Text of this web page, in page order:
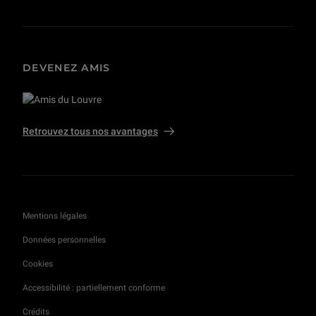
DEVENEZ AMIS
Retrouvez tous nos avantages
Mentions légales
Données personnelles
Cookies
Accessibilité : partiellement conforme
Crédits